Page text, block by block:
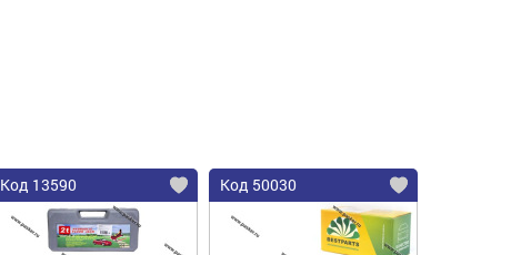
Код 13590 Код 50030